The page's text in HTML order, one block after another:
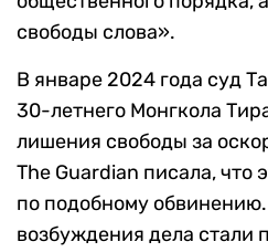
свободы слова».
В январе 2024 года суд
30-летнего Монгкола
лишения свободы за
The Guardian писала, что
по подобному
возбуждения дела стали